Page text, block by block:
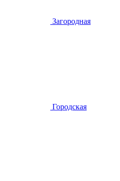
Загородная
Городская